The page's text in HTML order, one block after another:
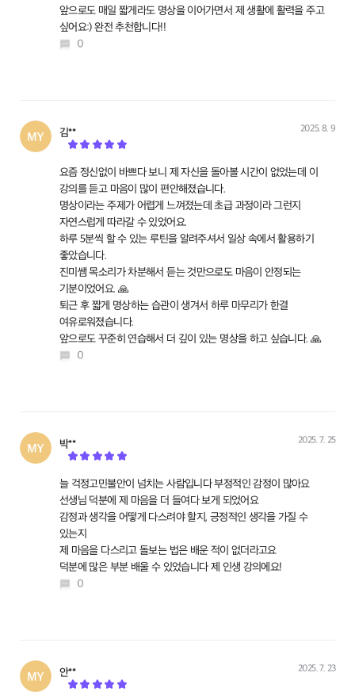
앞으로도 매일 짧게라도 명상을 이어가면서 제 생활에 활력을 주고
싶어요:) 완전 추천합니다!!
0
김**
2025. 8. 9
요즘 정신없이 바쁘다 보니 제 자신을 돌아볼 시간이 없었는데 이
강의를 듣고 마음이 많이 편안해졌습니다.
명상이라는 주제가 어렵게 느껴졌는데 초급 과정이라 그런지
자연스럽게 따라갈 수 있었어요.
하루 5분씩 할 수 있는 루틴을 알려주셔서 일상 속에서 활용하기
좋았습니다.
진미쌤 목소리가 차분해서 듣는 것만으로도 마음이 안정되는
기분이었어요. 🙏
퇴근 후 짧게 명상하는 습관이 생겨서 하루 마무리가 한결
여유로워졌습니다.
앞으로도 꾸준히 연습해서 더 깊이 있는 명상을 하고 싶습니다. 🙏
0
박**
2025. 7. 25
늘 걱정고민불안이 넘치는 사람입니다 부정적인 감정이 많아요
선생님 덕분에 제 마음을 더 들여다 보게 되었어요
감정과 생각을 어떻게 다스려야 할지, 긍정적인 생각을 가질 수
있는지
제 마음을 다스리고 돌보는 법은 배운 적이 없더라고요
덕분에 많은 부분 배울 수 있었습니다 제 인생 강의에요!
0
안**
2025. 7. 23